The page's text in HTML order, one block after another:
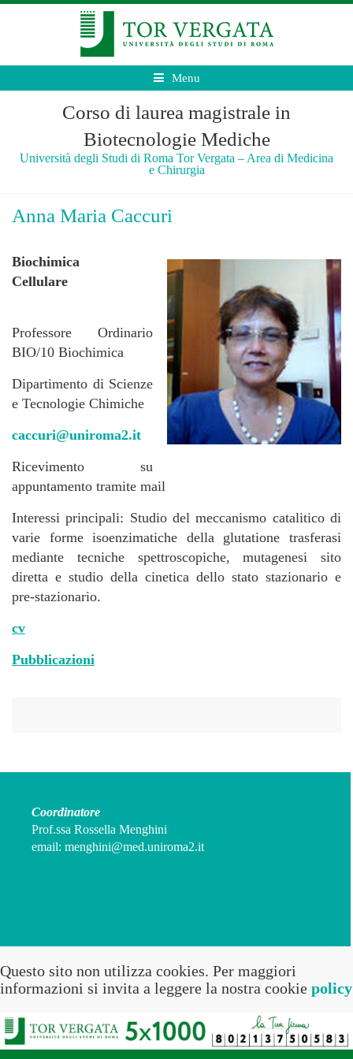
Menu
Corso di laurea magistrale in
Biotecnologie Mediche
Università degli Studi di Roma Tor Vergata – Area di Medicina
e Chirurgia
Anna Maria Caccuri
Biochimica
Cellulare
Professore Ordinario
BIO/10 Biochimica
Dipartimento di Scienze
e Tecnologie Chimiche
caccuri@uniroma2.it
Ricevimento su
appuntamento tramite mail
Interessi principali: Studio del meccanismo catalitico di
varie forme isoenzimatiche della glutatione trasferasi
mediante tecniche spettroscopiche, mutagenesi sito
diretta e studio della cinetica dello stato stazionario e
pre-stazionario.
cv
Pubblicazioni
Coordinatore
Prof.ssa Rossella Menghini
email: menghini@med.uniroma2.it
Questo sito non utilizza cookies. Per maggiori
informazioni si invita a leggere la nostra cookie policy